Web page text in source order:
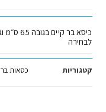
לבחירה
קטגוריות כסאות בר